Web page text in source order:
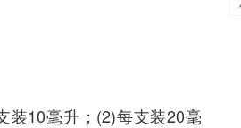
装10毫升；(2)每支装20毫